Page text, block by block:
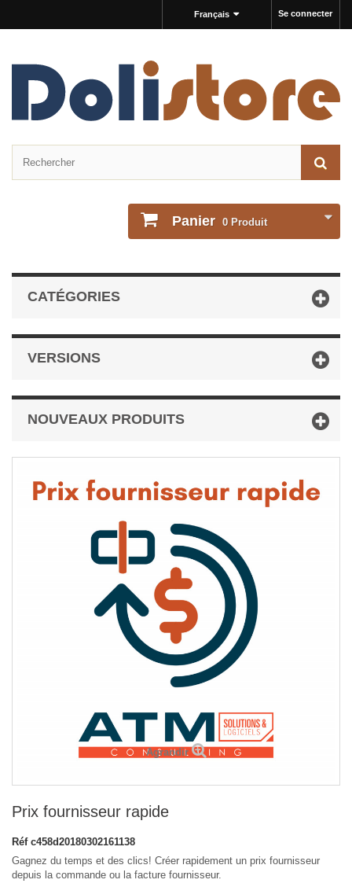
Se connecter
Français
Panier 0 Produit
CATÉGORIES
VERSIONS
NOUVEAUX PRODUITS
Agrandir
Prix fournisseur rapide
Réf c458d20180302161138
Gagnez du temps et des clics! Créer rapidement un prix fournisseur
depuis la commande ou la facture fournisseur.